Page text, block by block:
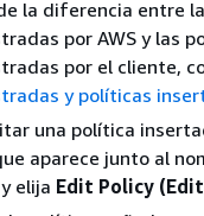
la diferencia entre
por AWS y las
por el cliente,
y políticas
una política
aparece junto al
elija Edit Policy